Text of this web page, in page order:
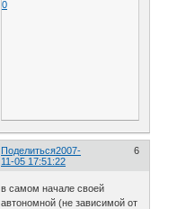
0
Поделиться 6
2007-
11-05 17:51:22
в самом начале своей
автономной (не зависимой от